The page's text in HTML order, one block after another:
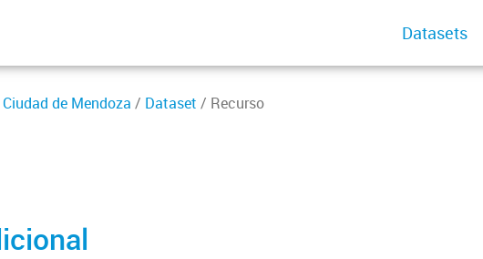
Datasets
de Mendoza / Dataset / Recurso